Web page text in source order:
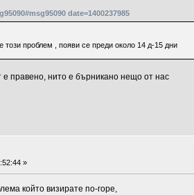
date=1400237985
този проблем , появи се преди около 14 д-15 дни
правено, нито е бърникано нещо от нас
»
който визирате по-горе,